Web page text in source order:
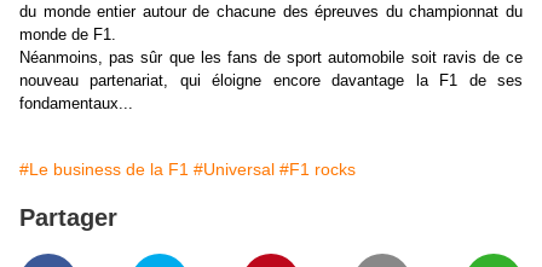
du monde entier autour de chacune des épreuves du championnat du
monde de F1.
Néanmoins, pas sûr que les fans de sport automobile soit ravis de ce
nouveau partenariat, qui éloigne encore davantage la F1 de ses
fondamentaux...
#Le business de la F1 #Universal #F1 rocks
Partager